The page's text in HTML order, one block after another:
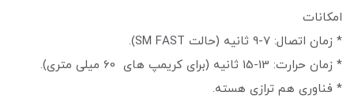
امکانات
* زمان اتصال: 7-9 ثانیه (حالت SM FAST).
* زمان حرارت: 13-15 ثانیه (برای کریمپ های 60 میلی متری).
* فناوری هم ترازی هسته.